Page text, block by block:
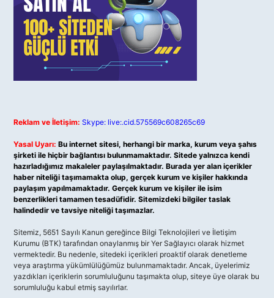
Reklam ve İletişim: Skype: live:.cid.575569c608265c69
Yasal Uyarı: Bu internet sitesi, herhangi bir marka, kurum veya şahıs
şirketi ile hiçbir bağlantısı bulunmamaktadır. Sitede yalnızca kendi
hazırladığımız makaleler paylaşılmaktadır. Burada yer alan içerikler
haber niteliği taşımamakta olup, gerçek kurum ve kişiler hakkında
paylaşım yapılmamaktadır. Gerçek kurum ve kişiler ile isim
benzerlikleri tamamen tesadüfidir. Sitemizdeki bilgiler taslak
halindedir ve tavsiye niteliği taşımazlar.
Sitemiz, 5651 Sayılı Kanun gereğince Bilgi Teknolojileri ve İletişim
Kurumu (BTK) tarafından onaylanmış bir Yer Sağlayıcı olarak hizmet
vermektedir. Bu nedenle, sitedeki içerikleri proaktif olarak denetleme
veya araştırma yükümlülüğümüz bulunmamaktadır. Ancak, üyelerimiz
yazdıkları içeriklerin sorumluluğunu taşımakta olup, siteye üye olarak bu
sorumluluğu kabul etmiş sayılırlar.